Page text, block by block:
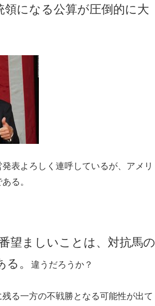
になる公算が圧倒的に大
表よろしく連呼しているが、アメリ
る。
望ましいことは、対抗馬の
。
違うだろうか？
る一方の不戦勝となる可能性が出て